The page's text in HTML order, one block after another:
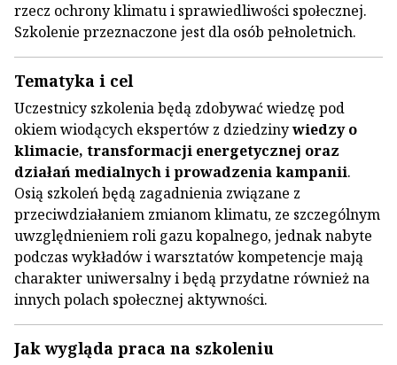
rzecz ochrony klimatu i sprawiedliwości społecznej.
Szkolenie przeznaczone jest dla osób pełnoletnich.
Tematyka i cel
Uczestnicy szkolenia będą zdobywać wiedzę pod
okiem wiodących ekspertów z dziedzinywiedzy o
klimacie, transformacji energetycznej oraz
działań medialnych i prowadzenia kampanii.
Osią szkoleń będą zagadnienia związane z
przeciwdziałaniem zmianom klimatu, ze szczególnym
uwzględnieniem roli gazu kopalnego, jednak nabyte
podczas wykładów i warsztatów kompetencje mają
charakter uniwersalny i będą przydatne również na
innych polach społecznej aktywności.
Jak wygląda praca na szkoleniu